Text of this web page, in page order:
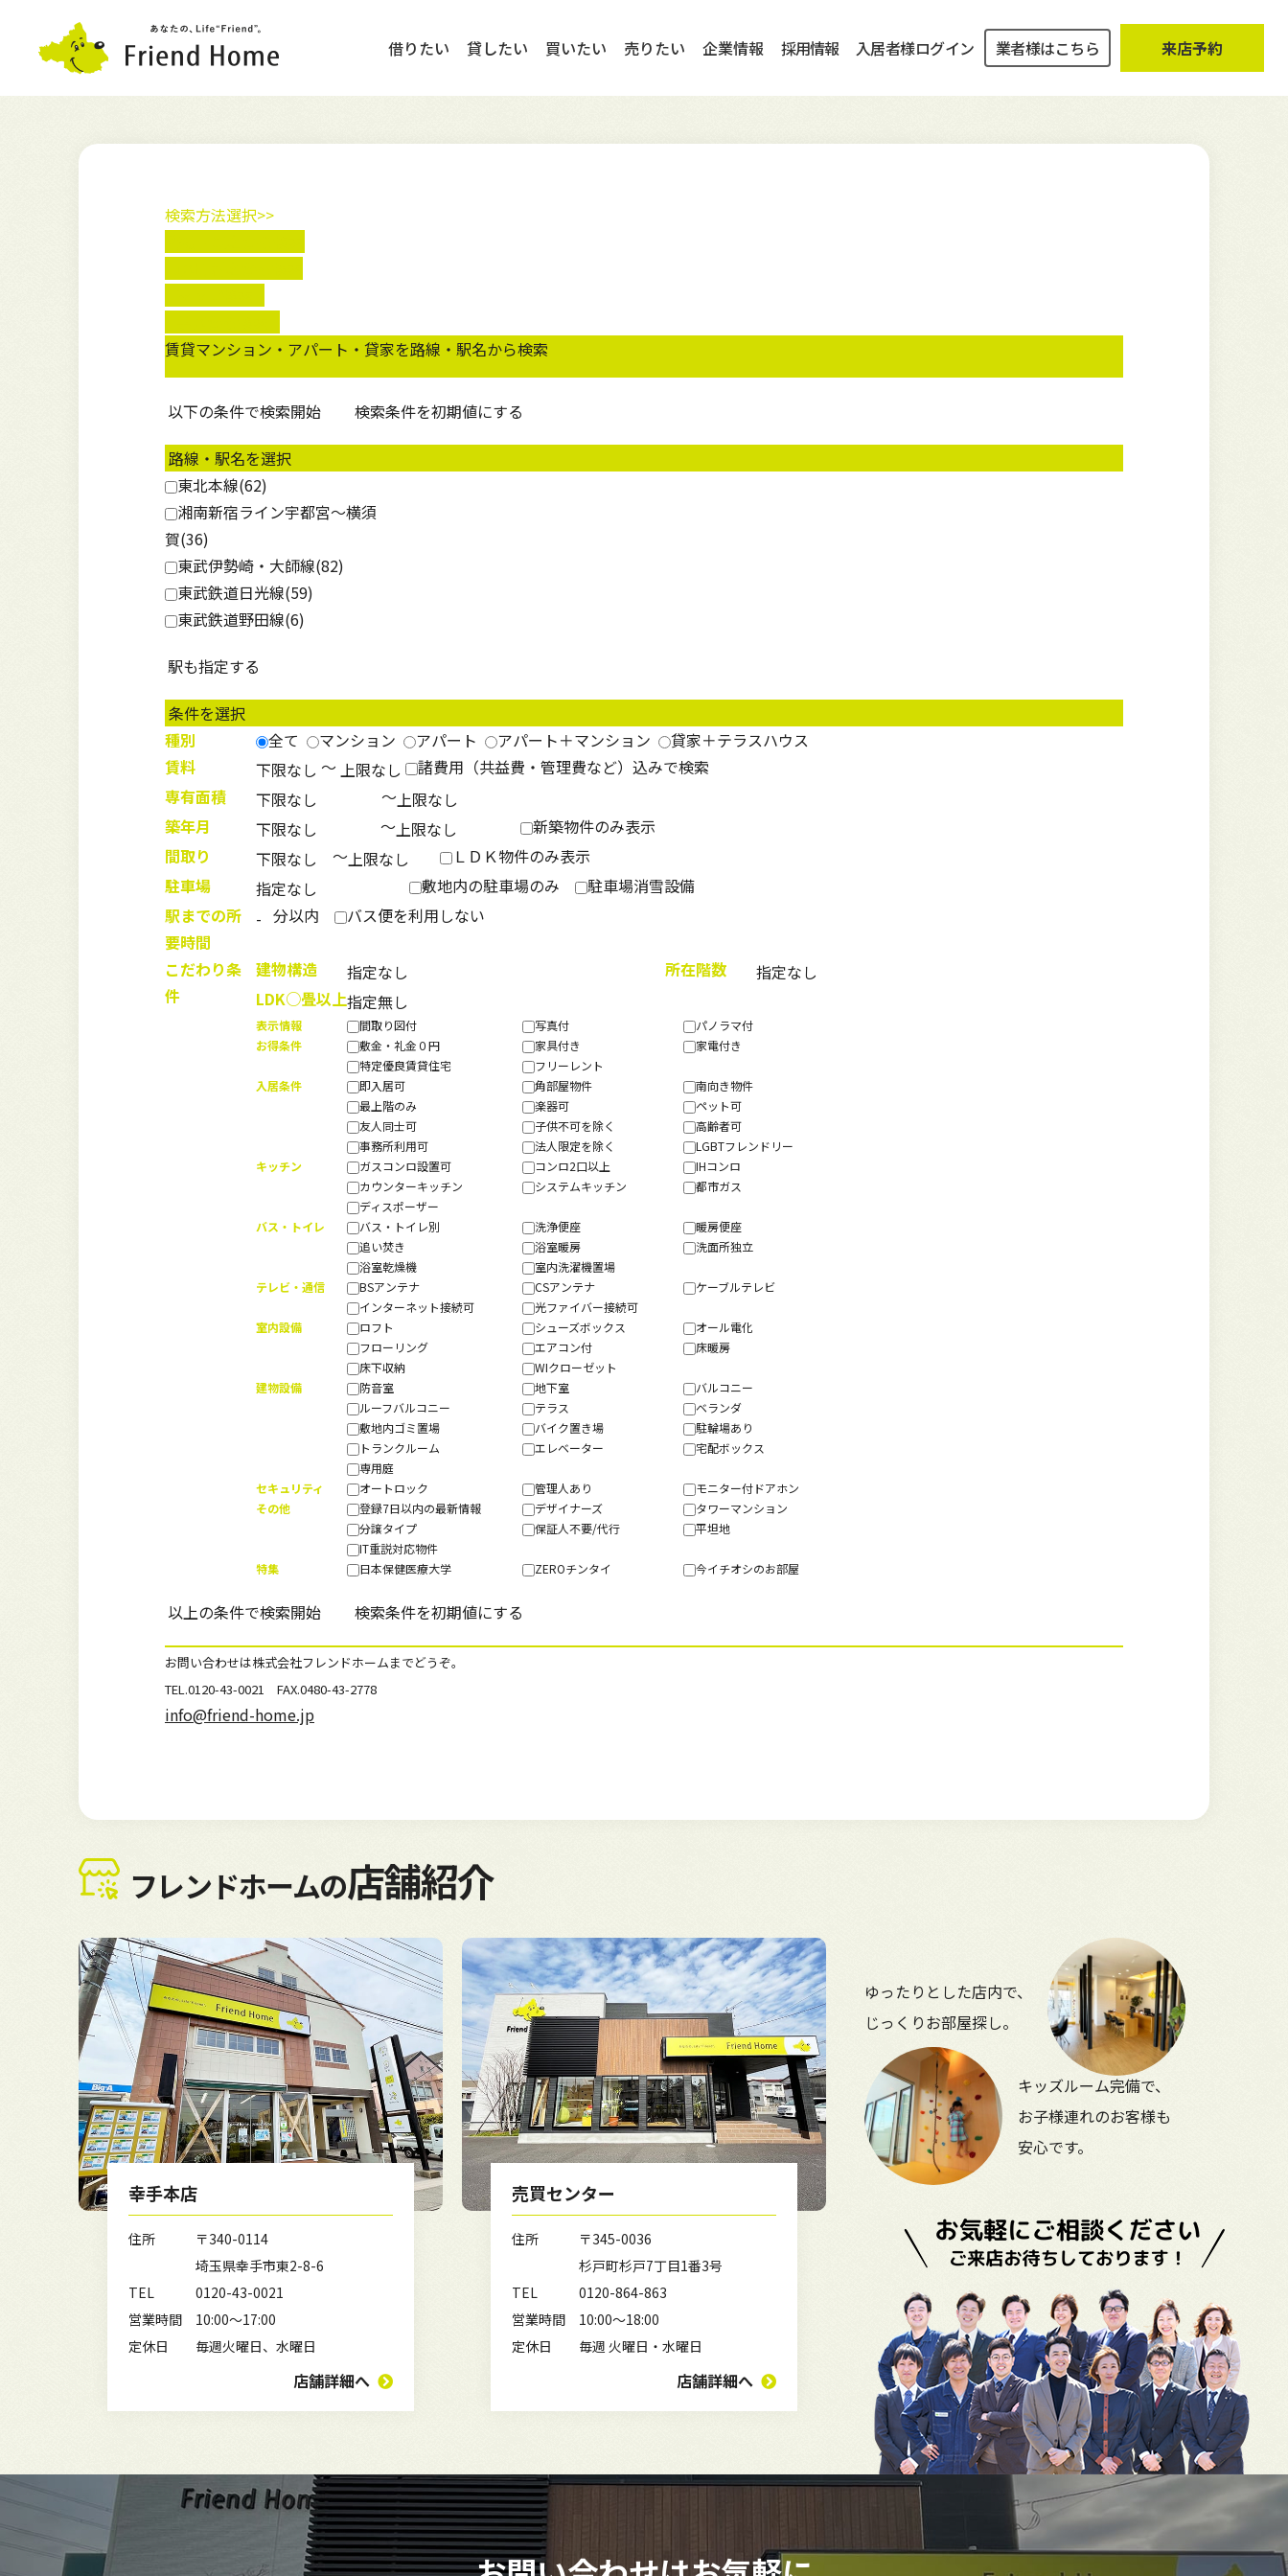
借りたい
Q&A
貸したい
管理委託の流れ
賃貸経営コラム
資料請求
買いたい
新規会員登録
売買コラム
売りたい
売却コラム
不動産を高く売却する5つの方法
企業情報 採用情報 入居者様ログイン 業者様はこちら 来店予約
検索方法選択>>
賃貸マンション・アパート・貸家を路線・駅名から検索
路線・駅名を選択
東北本線(62)
湘南新宿ライン宇都宮～横須
賀(36)
東武伊勢崎・大師線(82)
東武鉄道日光線(59)
東武鉄道野田線(6)
条件を選択
種別
全て マンション アパート アパート＋マンション
貸家＋テラスハウス
賃料
～
諸費用（共益費・管理費など）込みで検索
専有面積
～
築年月
～
新築物件のみ表示
間取り
～
ＬＤＫ物件のみ表示
駐車場
敷地内の駐車場のみ
駐車場消雪設備
駅までの所
要時間
分以内 バス便を利用しない
こだわり条
件
建物構造
所在階数
LDK○畳以上
表示情報 間取り図付 写真付
パノラマ付
お得条件
敷金・礼金０円 家具付き
家電付き
特定優良賃貸住宅
フリーレント
入居条件
即入居可 角部屋物件
南向き物件
最上階のみ
楽器可
ペット可
友人同士可
子供不可を除く
高齢者可
事務所利用可
法人限定を除く
LGBTフレンドリー
キッチン
ガスコンロ設置可 コンロ2口以上
IHコンロ
カウンターキッチン
システムキッチン
都市ガス
ディスポーザー
バス・トイレ
バス・トイレ別 洗浄便座
暖房便座
追い焚き
浴室暖房
洗面所独立
浴室乾燥機
室内洗濯機置場
テレビ・通信
BSアンテナ CSアンテナ
ケーブルテレビ
インターネット接続可
光ファイバー接続可
室内設備
ロフト シューズボックス
オール電化
フローリング
エアコン付
床暖房
床下収納
WIクローゼット
建物設備
防音室 地下室
バルコニー
ルーフバルコニー
テラス
ベランダ
敷地内ゴミ置場
バイク置き場
駐輪場あり
トランクルーム
エレベーター
宅配ボックス
専用庭
セキュリティ
オートロック 管理人あり
モニター付ドアホン
その他
登録7日以内の最新情報 デザイナーズ
タワーマンション
分譲タイプ
保証人不要/代行
平坦地
IT重説対応物件
特集
日本保健医療大学 ZEROチンタイ 今イチオシのお部屋
お問い合わせは株式会社フレンドホームまでどうぞ。
TEL.0120-43-0021 FAX.0480-43-2778
info@friend-home.jp
フレンドホームの店舗紹介
幸手本店
住所
〒340-0114
埼玉県幸手市東2-8-6
TEL
0120-43-0021
営業時間
10:00～17:00
定休日
毎週火曜日、水曜日
店舗詳細へ
売買センター
住所
〒345-0036
杉戸町杉戸7丁目1番3号
TEL
0120-864-863
営業時間
10:00～18:00
定休日
毎週 火曜日・水曜日
店舗詳細へ
ゆったりとした店内で、
じっくりお部屋探し。
キッズルーム完備で、
お子様連れのお客様も
安心です。
8万円以上